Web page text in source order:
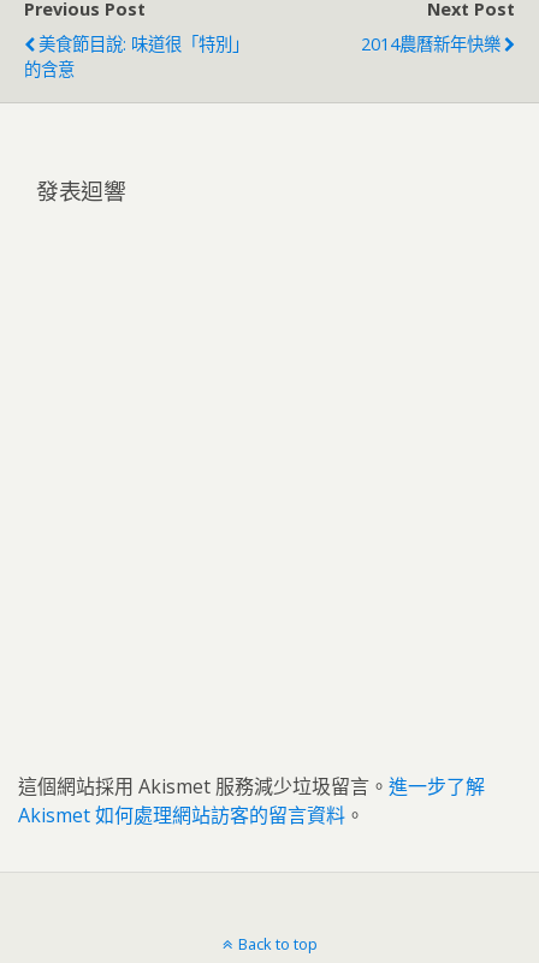
Previous Post
美食節目說: 味道很「特別」
的含意
Next Post
2014農曆新年快樂
發表迴響
這個網站採用 Akismet 服務減少垃圾留言。 進一步了解
Akismet 如何處理網站訪客的留言資料 。
Back to top